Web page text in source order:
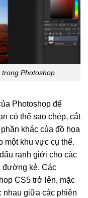
Photoshop
Photoshop để
có thể sao chép, cắt
khác của đồ họa
một khu vực cụ thể.
ranh giới cho các
đường kẻ. Các
CS5 trở lên, mặc
nhau giữa các phiên